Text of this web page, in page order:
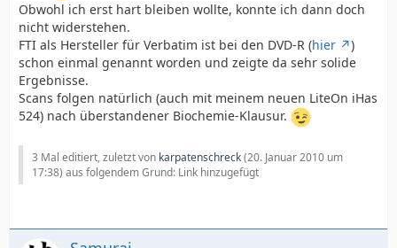
Obwohl ich erst hart bleiben wollte, konnte ich dann doch
nicht widerstehen.
FTI als Hersteller für Verbatim ist bei den DVD-R (hier
)
schon einmal genannt worden und zeigte da sehr solide
Ergebnisse.
Scans folgen natürlich (auch mit meinem neuen LiteOn iHas
524) nach überstandener Biochemie-Klausur.
3 Mal editiert, zuletzt von karpatenschreck(20. Januar 2010 um
17:38) aus folgendem Grund: Link hinzugefügt